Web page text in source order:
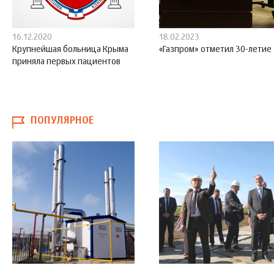
16.12.2020
Крупнейшая больница Крыма
приняла первых пациентов
18.02.2023
«Газпром» отметил 30-летие
ПОПУЛЯРНОЕ